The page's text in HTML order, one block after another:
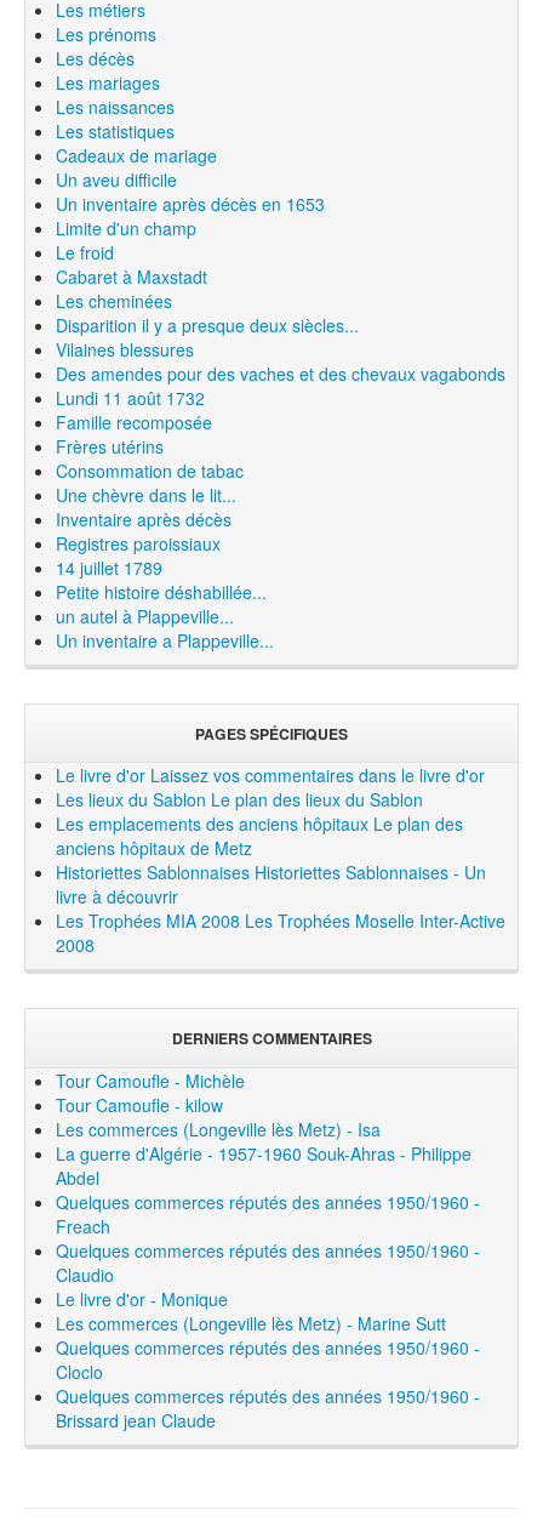
Les métiers
Les prénoms
Les décès
Les mariages
Les naissances
Les statistiques
Cadeaux de mariage
Un aveu difficile
Un inventaire après décès en 1653
Limite d'un champ
Le froid
Cabaret à Maxstadt
Les cheminées
Disparition il y a presque deux siècles...
Vilaines blessures
Des amendes pour des vaches et des chevaux vagabonds
Lundi 11 août 1732
Famille recomposée
Frères utérins
Consommation de tabac
Une chèvre dans le lit...
Inventaire après décès
Registres paroissiaux
14 juillet 1789
Petite histoire déshabillée...
un autel à Plappeville...
Un inventaire a Plappeville...
PAGES SPÉCIFIQUES
Le livre d'or Laissez vos commentaires dans le livre d'or
Les lieux du Sablon Le plan des lieux du Sablon
Les emplacements des anciens hôpitaux Le plan des
anciens hôpitaux de Metz
Historiettes Sablonnaises Historiettes Sablonnaises - Un
livre à découvrir
Les Trophées MIA 2008 Les Trophées Moselle Inter-Active
2008
DERNIERS COMMENTAIRES
Tour Camoufle - Michèle
Tour Camoufle - kilow
Les commerces (Longeville lès Metz) - Isa
La guerre d'Algérie - 1957-1960 Souk-Ahras - Philippe
Abdel
Quelques commerces réputés des années 1950/1960 -
Freach
Quelques commerces réputés des années 1950/1960 -
Claudio
Le livre d'or - Monique
Les commerces (Longeville lès Metz) - Marine Sutt
Quelques commerces réputés des années 1950/1960 -
Cloclo
Quelques commerces réputés des années 1950/1960 -
Brissard jean Claude